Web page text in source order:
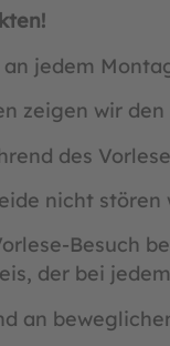
jedem
zeigen wir
des
nicht
Besuch
der bei
an